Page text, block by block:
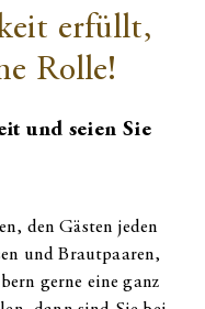
erfüllt,
Rolle!
und seien Sie
den Gästen jeden
und Brautpaaren,
gerne eine ganz